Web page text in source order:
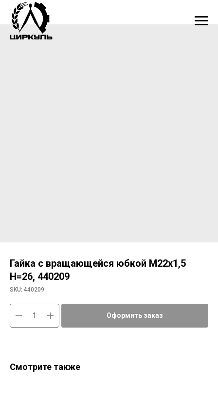
Гайка с вращающейся юбкой М22х1,5
Н=26, 440209
SKU: 440209
Оформить заказ
Смотрите также